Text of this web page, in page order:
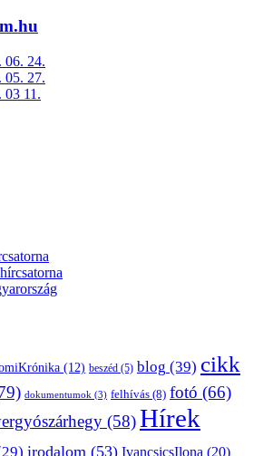
06. 24.
05. 27.
03 11.
(12) beszéd (5) blog (39) cikk
dokumentumok (3) felhívás (8) fotó (66)
(58)Hírek
irodalom (53) IvancsicsIlona (20)